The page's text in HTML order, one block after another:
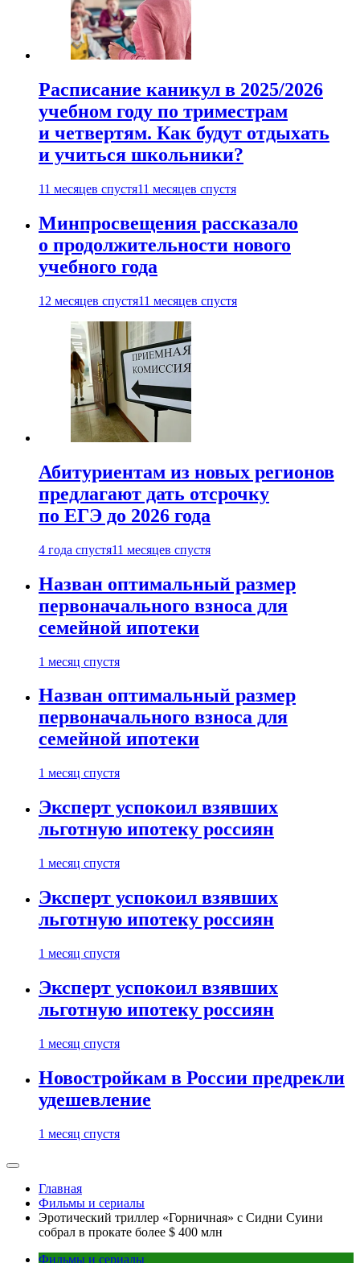
Расписание каникул в 2025/2026
учебном году по триместрам
и четвертям. Как будут отдыхать
и учиться школьники?
11 месяцев спустя11 месяцев спустя
Минпросвещения рассказало
о продолжительности нового
учебного года
12 месяцев спустя11 месяцев спустя
Абитуриентам из новых регионов
предлагают дать отсрочку
по ЕГЭ до 2026 года
4 года спустя11 месяцев спустя
Назван оптимальный размер
первоначального взноса для
семейной ипотеки
1 месяц спустя
Назван оптимальный размер
первоначального взноса для
семейной ипотеки
1 месяц спустя
Эксперт успокоил взявших
льготную ипотеку россиян
1 месяц спустя
Эксперт успокоил взявших
льготную ипотеку россиян
1 месяц спустя
Эксперт успокоил взявших
льготную ипотеку россиян
1 месяц спустя
Новостройкам в России предрекли
удешевление
1 месяц спустя
Главная
Фильмы и сериалы
Эротический триллер «Горничная» с Сидни Суини
собрал в прокате более $ 400 млн
Фильмы и сериалы